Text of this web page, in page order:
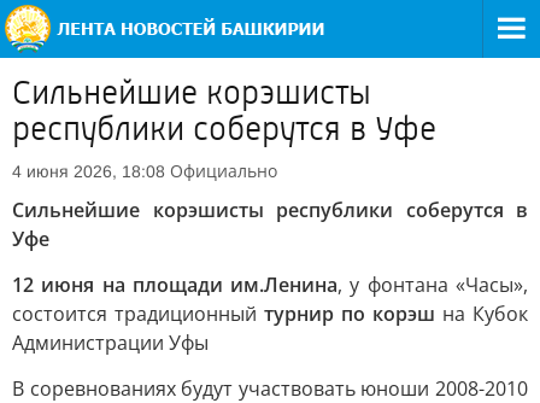
Сильнейшие корэшисты
республики соберутся в Уфе
4 июня 2026, 18:08 Официально
Сильнейшие корэшисты республики соберутся в
Уфе
12 июня на площади им.Ленина, у фонтана «Часы»,
состоится традиционный турнир по корэш на Кубок
Администрации Уфы
В соревнованиях будут участвовать юноши 2008-2010